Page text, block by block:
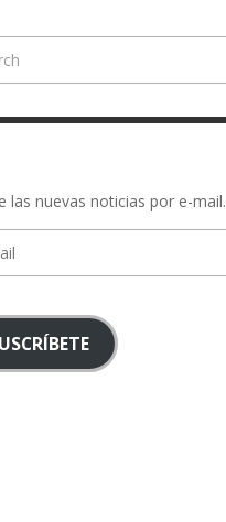
las nuevas noticias por e-mail.